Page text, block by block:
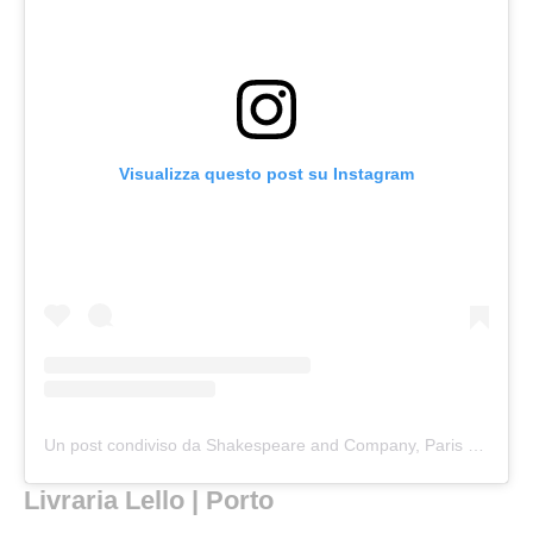
Visualizza questo post su Instagram
Livraria Lello | Porto